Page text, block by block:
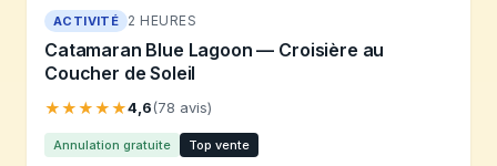
ACTIVITÉ 2 HEURES
Catamaran Blue Lagoon — Croisière au
Coucher de Soleil
★★★★★4,6(78 avis)
Annulation gratuite Top vente